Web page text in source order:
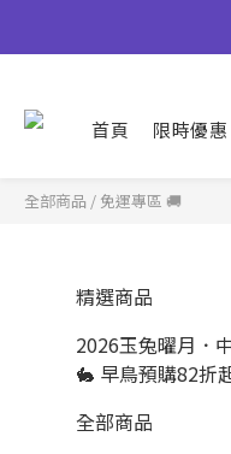
首頁 限時優惠
全部商品 / 免運專區 🚚
精選商品
2026玉兔曜月．
🐇 早鳥預購82折
全部商品